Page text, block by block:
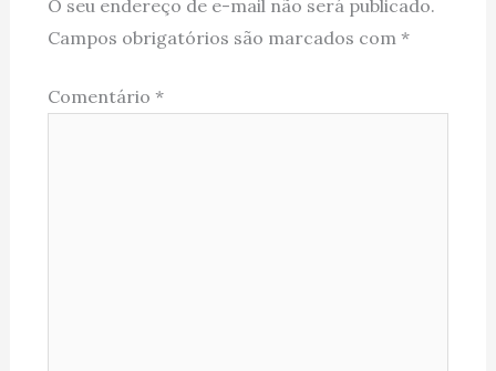
O seu endereço de e-mail não será publicado.
Campos obrigatórios são marcados com *
Comentário *